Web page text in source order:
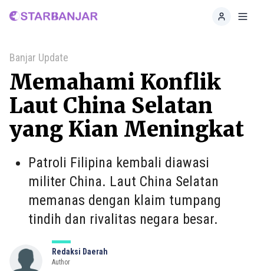
Home
Banjar Update
Memahami Konflik
Laut China Selatan
yang Kian Meningkat
Patroli Filipina kembali diawasi
militer China. Laut China Selatan
memanas dengan klaim tumpang
tindih dan rivalitas negara besar.
Redaksi Daerah
Author